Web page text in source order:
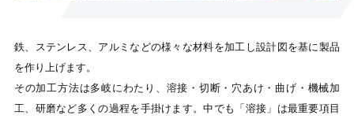
鉄、ステンレス、アルミなどの様々な材料を加工し設計図を基に製品
を作り上げます。
その加工方法は多岐にわたり、溶接・切断・穴あけ・曲げ・機械加
工、研磨など多くの過程を手掛けます。中でも「溶接」は最重要項目